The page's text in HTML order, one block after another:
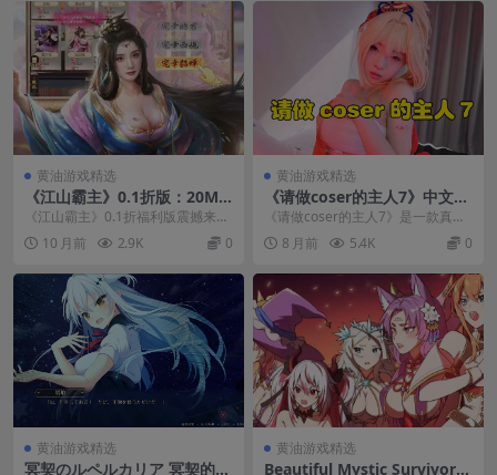
黄油游戏精选
《江山霸主》0.1折版：20MB
超小策略手游，登录送648元
宝真福利
《江山霸主》0.1折福利版震撼来
袭！这款仅20MB的策略养成手
游，让你体验完整王...
10 月前 2.9K 0
黄油游戏精选
《请做coser的主人7》中文P
C版：80GB完整资源 多分支真
人互动恋爱游戏
《请做coser的主人7》是一款真人
恋爱互动影像游戏，专为COSPLAY
与多分支...
8 月前 5.4K 0
黄油游戏精选
冥契のルペルカリア 冥契的牧
黄油游戏精选
Beautiful Mystic Survivors